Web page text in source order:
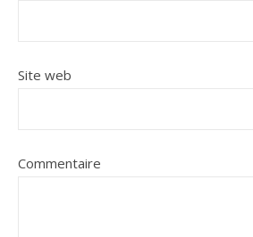
Site web
Commentaire